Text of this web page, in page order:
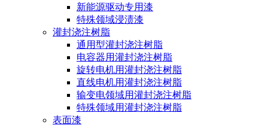
新能源驱动专用漆
特殊领域浸渍漆
灌封浇注树脂
通用型灌封浇注树脂
电容器用灌封浇注树脂
旋转电机用灌封浇注树脂
直线电机用灌封浇注树脂
输变电领域用灌封浇注树脂
特殊领域用灌封浇注树脂
表面漆